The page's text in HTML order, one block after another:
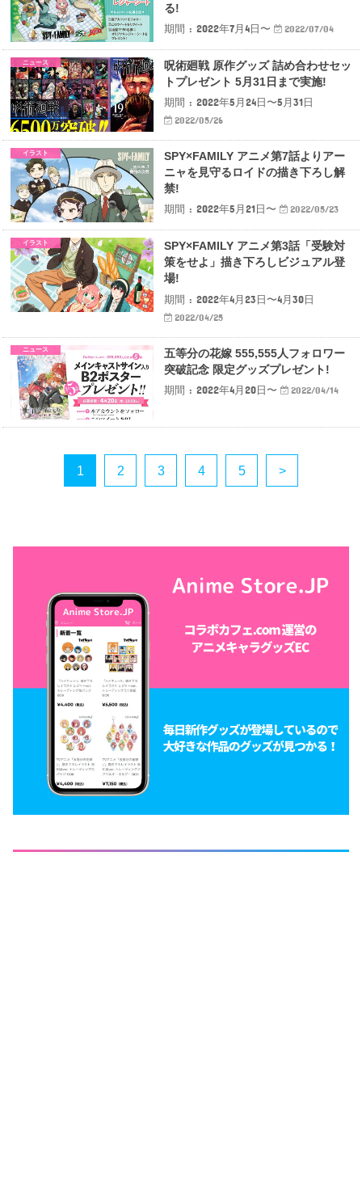
る!
期間 : 2022年7月4日〜
2022/07/04
ニュース
呪術廻戦 原作グッズ 詰め合わせセッ
トプレゼント 5月31日まで実施!
期間 : 2022年5月24日〜5月31日
2022/05/26
イラスト
SPY×FAMILY アニメ第7話よりアー
ニャを見守るロイドの描き下ろし解
禁!
期間 : 2022年5月21日〜
2022/05/23
イラスト
SPY×FAMILY アニメ第3話「受験対
策をせよ」描き下ろしビジュアル登
場!
期間 : 2022年4月23日〜4月30日
2022/04/25
ニュース
五等分の花嫁 555,555人フォロワー
突破記念 限定グッズプレゼント!
期間 : 2022年4月20日〜
2022/04/14
1 2 3 4 5 >